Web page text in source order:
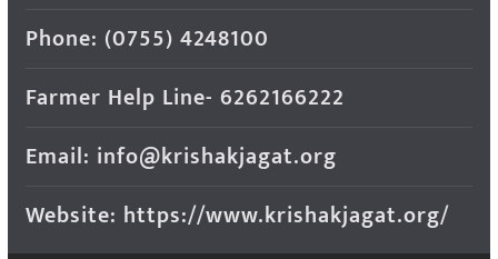
Phone: (0755) 4248100
Farmer Help Line- 6262166222
Email: info@krishakjagat.org
Website: https://www.krishakjagat.org/